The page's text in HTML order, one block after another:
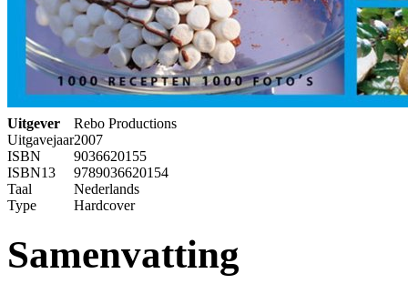
Uitgever
Rebo Productions
Uitgavejaar2007
ISBN
9036620155
ISBN13
9789036620154
Taal
Nederlands
Type
Hardcover
Samenvatting